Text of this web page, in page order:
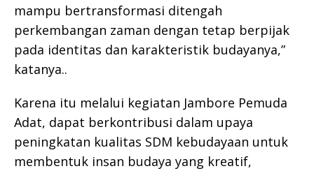
mampu bertransformasi ditengah
perkembangan zaman dengan tetap berpijak
pada identitas dan karakteristik budayanya,”
katanya..
Karena itu melalui kegiatan Jambore Pemuda
Adat, dapat berkontribusi dalam upaya
peningkatan kualitas SDM kebudayaan untuk
membentuk insan budaya yang kreatif,